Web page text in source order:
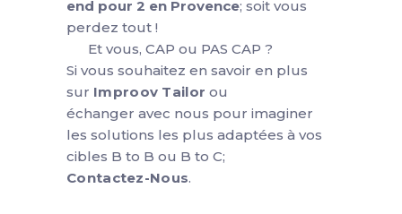
end pour 2 en Provence; soit vous
perdez tout !
Et vous, CAP ou PAS CAP ?
Si vous souhaitez en savoir en plus
sur Improov Tailor ou
échanger avec nous pour imaginer
les solutions les plus adaptées à vos
cibles B to B​ ou B to C;
Contactez-Nous.